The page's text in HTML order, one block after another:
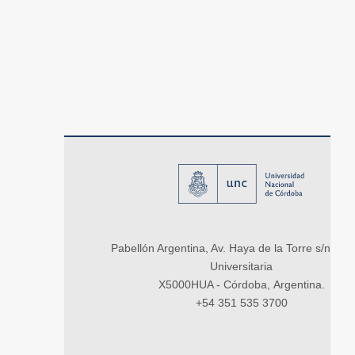
Pabellón Argentina, Av. Haya de la Torre s/n,
Universitaria
X5000HUA - Córdoba, Argentina.
+54 351 535 3700